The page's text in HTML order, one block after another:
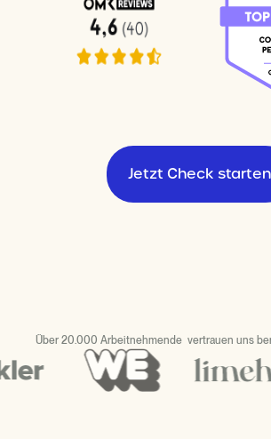
Jetzt Check starten
Über 20.000 Arbeitnehmende vertrauen uns